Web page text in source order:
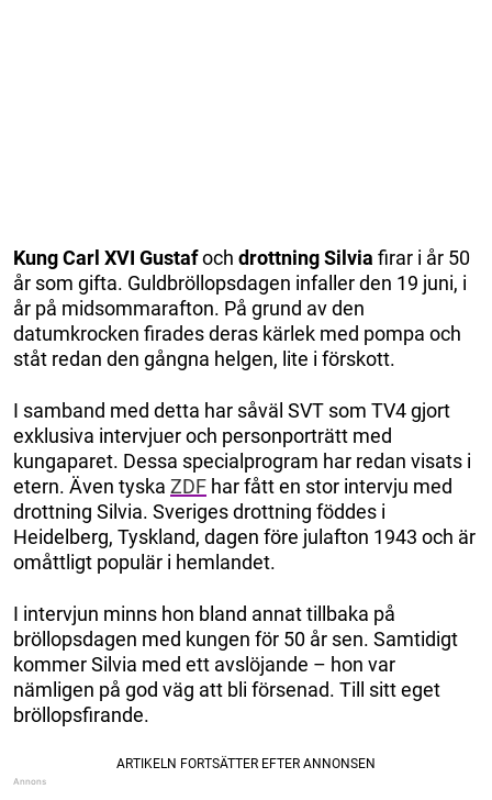
Kung Carl XVI Gustafoch drottning Silvia firar i år 50
år som gifta. Guldbröllopsdagen infaller den 19 juni, i
år på midsommarafton. På grund av den
datumkrocken firades deras kärlek med pompa och
ståt redan den gångna helgen, lite i förskott.
I samband med detta har såväl SVT som TV4 gjort
exklusiva intervjuer och personporträtt med
kungaparet. Dessa specialprogram har redan visats i
etern. Även tyska ZDF har fått en stor intervju med
drottning Silvia. Sveriges drottning föddes i
Heidelberg, Tyskland, dagen före julafton 1943 och är
omåttligt populär i hemlandet.
I intervjun minns hon bland annat tillbaka på
bröllopsdagen med kungen för 50 år sen. Samtidigt
kommer Silvia med ett avslöjande – hon var
nämligen på god väg att bli försenad. Till sitt eget
bröllopsfirande.